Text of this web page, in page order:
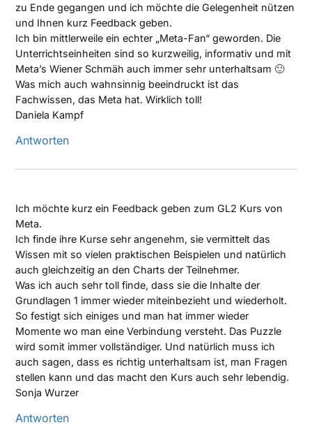
zu Ende gegangen und ich möchte die Gelegenheit nützen
und Ihnen kurz Feedback geben.
Ich bin mittlerweile ein echter „Meta-Fan“ geworden. Die
Unterrichtseinheiten sind so kurzweilig, informativ und mit
Meta’s Wiener Schmäh auch immer sehr unterhaltsam 🙂
Was mich auch wahnsinnig beeindruckt ist das
Fachwissen, das Meta hat. Wirklich toll!
Daniela Kampf
Antworten
Ich möchte kurz ein Feedback geben zum GL2 Kurs von
Meta.
Ich finde ihre Kurse sehr angenehm, sie vermittelt das
Wissen mit so vielen praktischen Beispielen und natürlich
auch gleichzeitig an den Charts der Teilnehmer.
Was ich auch sehr toll finde, dass sie die Inhalte der
Grundlagen 1 immer wieder miteinbezieht und wiederholt.
So festigt sich einiges und man hat immer wieder
Momente wo man eine Verbindung versteht. Das Puzzle
wird somit immer vollständiger. Und natürlich muss ich
auch sagen, dass es richtig unterhaltsam ist, man Fragen
stellen kann und das macht den Kurs auch sehr lebendig.
Sonja Wurzer
Antworten